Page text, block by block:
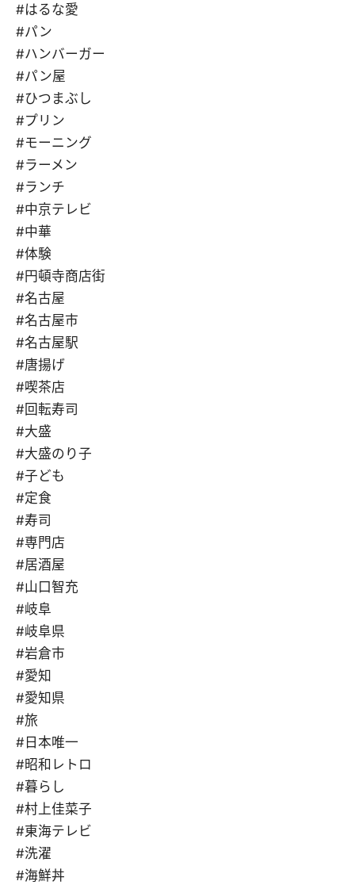
#はるな愛
#パン
#ハンバーガー
#パン屋
#ひつまぶし
#プリン
#モーニング
#ラーメン
#ランチ
#中京テレビ
#中華
#体験
#円頓寺商店街
#名古屋
#名古屋市
#名古屋駅
#唐揚げ
#喫茶店
#回転寿司
#大盛
#大盛のり子
#子ども
#定食
#寿司
#専門店
#居酒屋
#山口智充
#岐阜
#岐阜県
#岩倉市
#愛知
#愛知県
#旅
#日本唯一
#昭和レトロ
#暮らし
#村上佳菜子
#東海テレビ
#洗濯
#海鮮丼